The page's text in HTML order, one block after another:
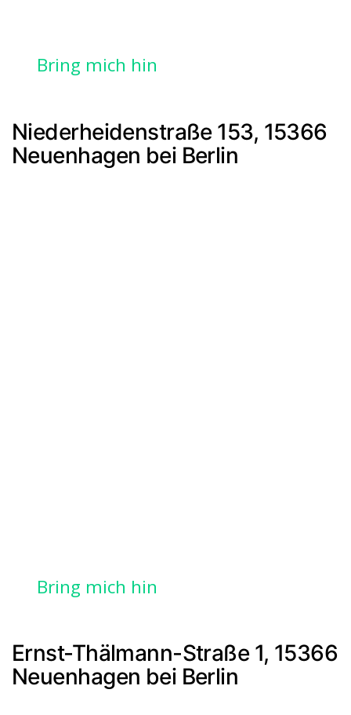
Bring mich hin
Niederheidenstraße 153, 15366
Neuenhagen bei Berlin
Bring mich hin
Ernst-Thälmann-Straße 1, 15366
Neuenhagen bei Berlin